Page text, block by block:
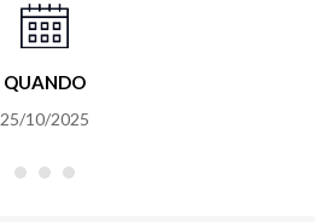
QUANDO
25/10/2025